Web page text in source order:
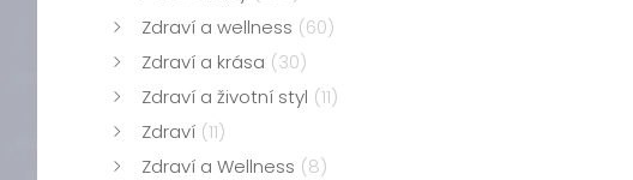
Zdraví a wellness (60)
Zdraví a krása (30)
Zdraví a životní styl (11)
Zdraví (11)
Zdraví a Wellness (8)